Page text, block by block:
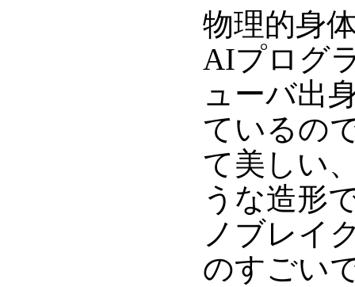
物理的身
AIプログ
ューバ出
ているの
て美しい
うな造形
ノブレイ
のすごい